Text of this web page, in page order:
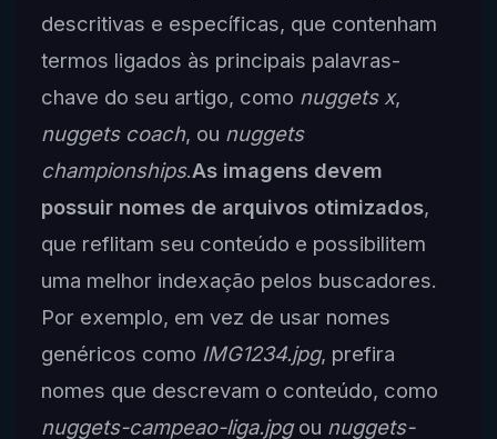
descritivas e específicas, que contenham
termos ligados às principais palavras-
chave do seu artigo, como nuggets x,
nuggets coach, ou nuggets
championships.As imagens devem
possuir nomes de arquivos otimizados,
que reflitam seu conteúdo e possibilitem
uma melhor indexação pelos buscadores.
Por exemplo, em vez de usar nomes
genéricos como IMG1234.jpg, prefira
nomes que descrevam o conteúdo, como
nuggets-campeao-liga.jpgou nuggets-